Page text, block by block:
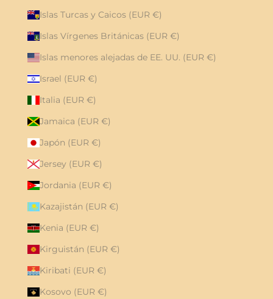
Islas Turcas y Caicos (EUR €)
Islas Vírgenes Británicas (EUR €)
Islas menores alejadas de EE. UU. (EUR €)
Israel (EUR €)
Italia (EUR €)
Jamaica (EUR €)
Japón (EUR €)
Jersey (EUR €)
Jordania (EUR €)
Kazajistán (EUR €)
Kenia (EUR €)
Kirguistán (EUR €)
Kiribati (EUR €)
Kosovo (EUR €)